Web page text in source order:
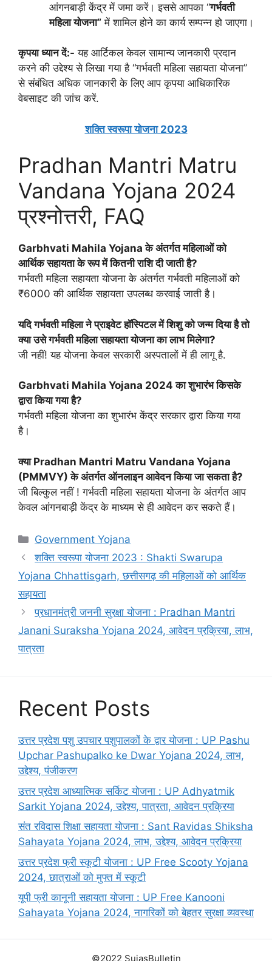
आंगनबाड़ी केंद्र में जमा करें। इससे आपका “गर्भवती
महिला योजना” में शामिल होने का कार्य सम्पन्न हो जाएगा।
कृपया ध्यान दें:- यह आर्टिकल केवल सामान्य जानकारी प्रदान
करने की उद्देश्य से लिखा गया है “गर्भवती महिला सहायता योजना”
से संबंधित अधिक जानकारी के लिए आप कृपया आधिकारिक
वेबसाइट की जांच करें.
शक्ति स्वरूपा योजना 2023
Pradhan Mantri Matru
Vandana Yojana 2024
प्रश्नोत्तरी, FAQ
Garbhvati Mahila Yojana के अंतर्गत महिलाओं को
आर्थिक सहायता के रूप में कितनी राशि दी जाती है?
गर्भवती महिला सहायता योजना के अंतर्गत गर्भवती महिलाओं को
₹6000 की आर्थिक सहायता उपलब्ध करवाई जाती है।
यदि गर्भवती महिला ने प्राइवेट हॉस्पिटल में शिशु को जन्म दिया है तो
क्या उसे गर्भवती महिला सहायता योजना का लाभ मिलेगा?
जी नहीं! यह योजना केवल सरकारी अस्पतालों में ही लागू है.
Garbhvati Mahila Yojana 2024 का शुभारंभ किसके
द्वारा किया गया है?
गर्भवती महिला योजना का शुभारंभ केंद्र सरकार द्वारा किया गया
है।
क्या Pradhan Mantri Matru Vandana Yojana
(PMMVY) के अंतर्गत ऑनलाइन आवेदन किया जा सकता है?
जी बिल्कुल नहीं ! गर्भवती महिला सहायता योजना के अंतर्गत आप
केवल आंगनबाड़ी केंद्र के माध्यम से ही आवेदन कर सकते हैं।
Categories
Government Yojana
शक्ति स्वरूपा योजना 2023 : Shakti Swarupa
Yojana Chhattisgarh, छत्तीसगढ़ की महिलाओं को आर्थिक
सहायता
प्रधानमंत्री जननी सुरक्षा योजना : Pradhan Mantri
Janani Suraksha Yojana 2024, आवेदन प्रक्रिया, लाभ,
पात्रता
Recent Posts
उत्तर प्रदेश पशु उपचार पशुपालकों के द्वार योजना : UP Pashu
Upchar Pashupalko ke Dwar Yojana 2024, लाभ,
उद्देश्य, पंजीकरण
उत्तर प्रदेश आध्यात्मिक सर्किट योजना : UP Adhyatmik
Sarkit Yojana 2024, उद्देश्य, पात्रता, आवेदन प्रक्रिया
संत रविदास शिक्षा सहायता योजना : Sant Ravidas Shiksha
Sahayata Yojana 2024, लाभ, उद्देश्य, आवेदन प्रक्रिया
उत्तर प्रदेश फ्री स्कूटी योजना : UP Free Scooty Yojana
2024, छात्राओं को मुफ्त में स्कूटी
यूपी फ्री कानूनी सहायता योजना : UP Free Kanooni
Sahayata Yojana 2024, नागरिकों को बेहतर सुरक्षा व्यवस्था
©2022 SujasBulletin